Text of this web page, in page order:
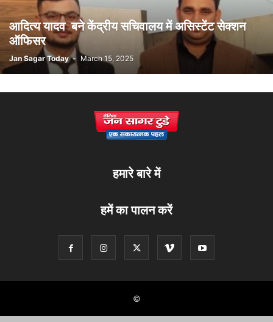
आदित्य यादव बने केंद्रीय सचिवालय में असिस्टेंट सेक्शन
ऑफिसर
Jan Sagar Today - March 15, 2025
हमारे बारे में
हमें का पालन करें
©